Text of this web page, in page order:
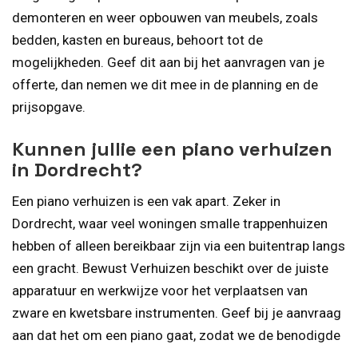
demonteren en weer opbouwen van meubels, zoals
bedden, kasten en bureaus, behoort tot de
mogelijkheden. Geef dit aan bij het aanvragen van je
offerte, dan nemen we dit mee in de planning en de
prijsopgave.
Kunnen jullie een piano verhuizen
in Dordrecht?
Een piano verhuizen is een vak apart. Zeker in
Dordrecht, waar veel woningen smalle trappenhuizen
hebben of alleen bereikbaar zijn via een buitentrap langs
een gracht. Bewust Verhuizen beschikt over de juiste
apparatuur en werkwijze voor het verplaatsen van
zware en kwetsbare instrumenten. Geef bij je aanvraag
aan dat het om een piano gaat, zodat we de benodigde